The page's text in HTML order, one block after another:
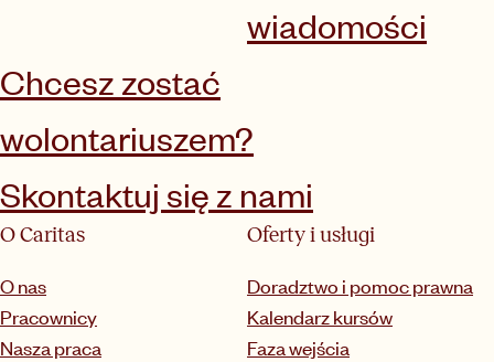
wiadomości
Chcesz zostać
wolontariuszem?
Skontaktuj się z nami
O Caritas
O nas
Pracownicy
Nasza praca
Oferty i usługi
Doradztwo i pomoc prawna
Kalendarz kursów
Faza wejścia